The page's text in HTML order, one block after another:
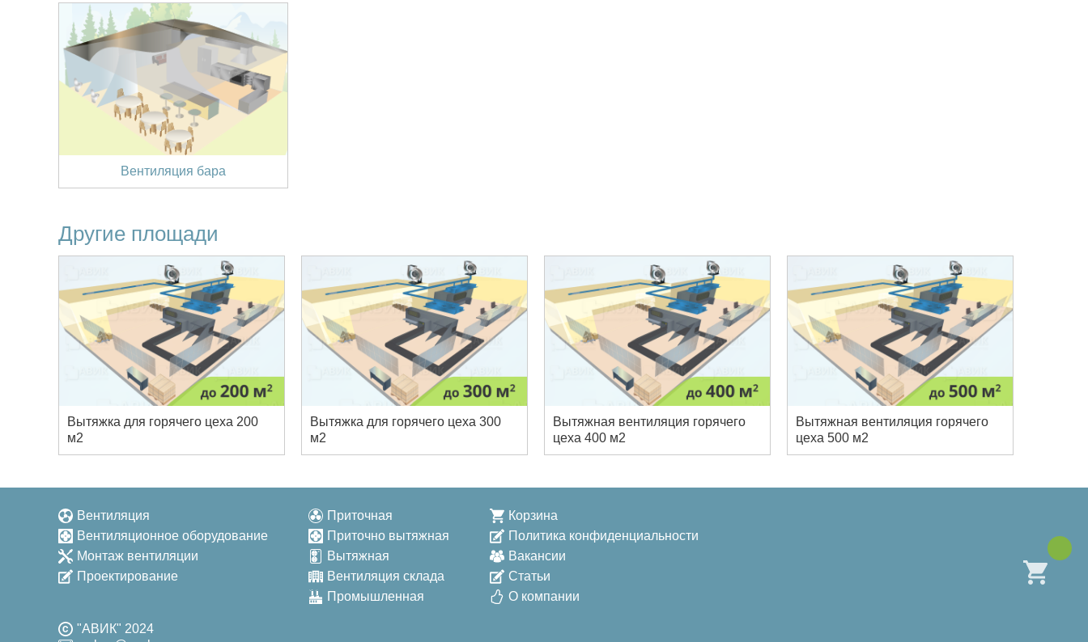
Вентиляция бара
Другие площади
Вытяжка для горячего цеха 200
м2
Вытяжка для горячего цеха 300
м2
Вытяжная вентиляция горячего
цеха 400 м2
Вытяжная вентиляция горячего
цеха 500 м2
Вентиляция
Вентиляционное оборудование
Монтаж вентиляции
Проектирование
Приточная
Приточно вытяжная
Вытяжная
Вентиляция склада
Промышленная
Корзина
Политика конфиденциальности
Вакансии
Статьи
О компании
"АВИК" 2024